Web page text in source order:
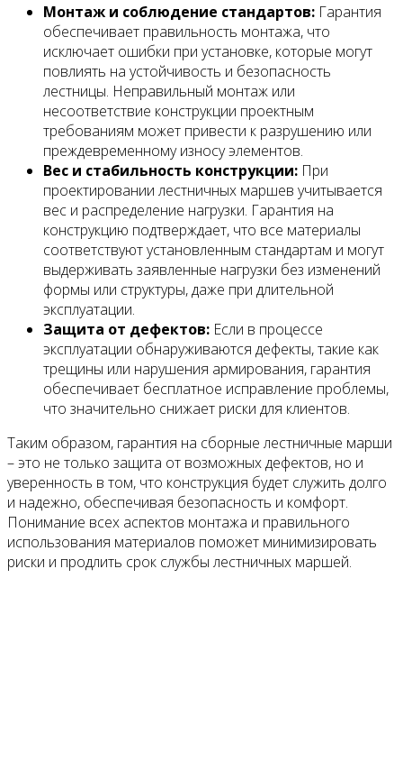
Монтаж и соблюдение стандартов: Гарантия
обеспечивает правильность монтажа, что
исключает ошибки при установке, которые могут
повлиять на устойчивость и безопасность
лестницы. Неправильный монтаж или
несоответствие конструкции проектным
требованиям может привести к разрушению или
преждевременному износу элементов.
Вес и стабильность конструкции: При
проектировании лестничных маршев учитывается
вес и распределение нагрузки. Гарантия на
конструкцию подтверждает, что все материалы
соответствуют установленным стандартам и могут
выдерживать заявленные нагрузки без изменений
формы или структуры, даже при длительной
эксплуатации.
Защита от дефектов: Если в процессе
эксплуатации обнаруживаются дефекты, такие как
трещины или нарушения армирования, гарантия
обеспечивает бесплатное исправление проблемы,
что значительно снижает риски для клиентов.
Таким образом, гарантия на сборные лестничные марши
– это не только защита от возможных дефектов, но и
уверенность в том, что конструкция будет служить долго
и надежно, обеспечивая безопасность и комфорт.
Понимание всех аспектов монтажа и правильного
использования материалов поможет минимизировать
риски и продлить срок службы лестничных маршей.